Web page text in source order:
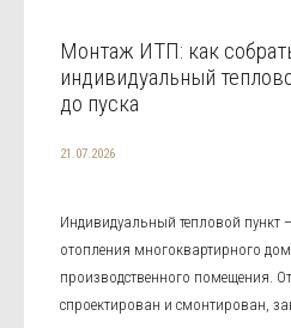
Монтаж ИТП: как
индивидуальный
до пуска
21.07.2026
Индивидуальный тепловой пункт
отопления многоквартирного
производственного помещения.
спроектирован и смонтирован,